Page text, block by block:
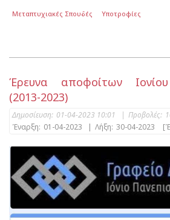
Μεταπτυχιακές Σπουδές Υποτροφίες
Έρευνα αποφοίτων
(2013-2023)
Δημοσίευση: 01-04-2023 10:01 | Προβολές:
Έναρξη: 01-04-2023 | Λήξη: 30-04-2023